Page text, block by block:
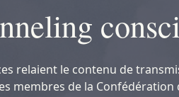
relaient le contenu de
membres de la